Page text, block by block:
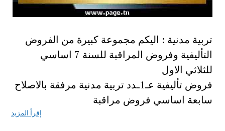
تربية مدنية : اليكم مجموعة كبيرة من الفروض
التأليفية وفروض المراقبة للسنة 7 اساسي
للثلاثي الاول
فروض تأليفية عـ1ـدد تربية مدنية مرفقة بالاصلاح
سابعة اساسي فروض مراقبة
إقرأ المزيد